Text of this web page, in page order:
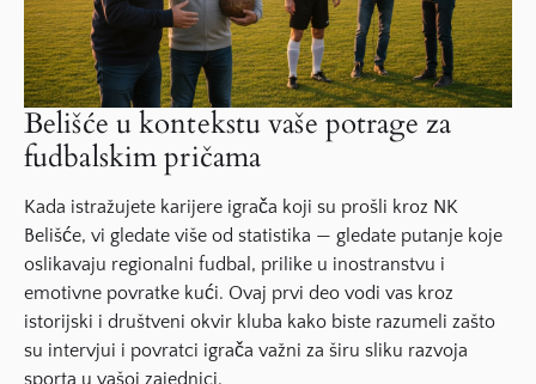
Belišće u kontekstu vaše potrage za
fudbalskim pričama
Kada istražujete karijere igrača koji su prošli kroz NK
Belišće, vi gledate više od statistika — gledate putanje koje
oslikavaju regionalni fudbal, prilike u inostranstvu i
emotivne povratke kući. Ovaj prvi deo vodi vas kroz
istorijski i društveni okvir kluba kako biste razumeli zašto
su intervjui i povratci igrača važni za širu sliku razvoja
sporta u vašoj zajednici.